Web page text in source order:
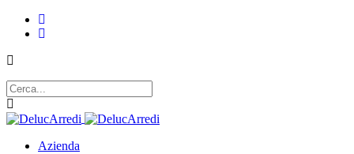
Azienda